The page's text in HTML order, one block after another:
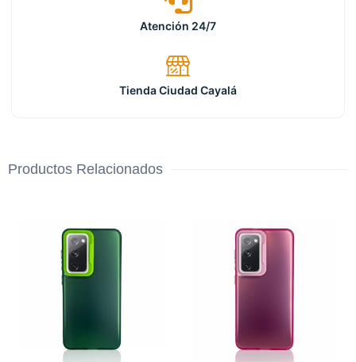
Atención 24/7
Tienda Ciudad Cayalá
Productos Relacionados